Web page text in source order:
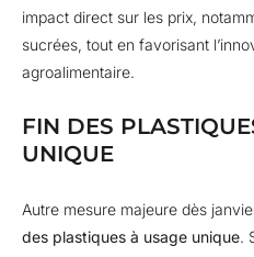
impact direct sur les prix,
sucrées, tout en favorisant
agroalimentaire.
FIN DES
UNIQUE
Autre mesure majeure dès
des plastiques à usage unique.